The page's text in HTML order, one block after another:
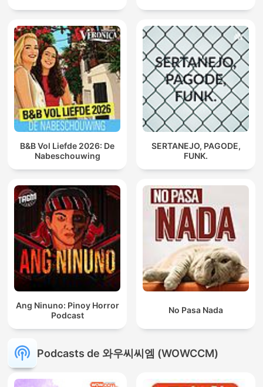
B&B Vol Liefde 2026: De
Nabeschouwing
SERTANEJO, PAGODE,
FUNK.
Ang Ninuno: Pinoy Horror
Podcast
No Pasa Nada
Podcasts de 와우씨씨엠 (WOWCCM)